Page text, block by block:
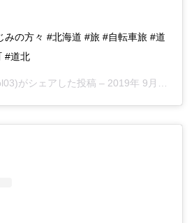
みの方々 #北海道 #旅 #自転車旅 #道
#道北
がシェアした投稿 – 2019年 9月月24日午前12時30分PDT